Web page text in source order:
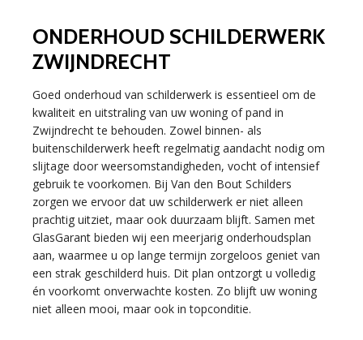
ONDERHOUD SCHILDERWERK
ZWIJNDRECHT
Goed onderhoud van schilderwerk is essentieel om de
kwaliteit en uitstraling van uw woning of pand in
Zwijndrecht te behouden. Zowel binnen- als
buitenschilderwerk heeft regelmatig aandacht nodig om
slijtage door weersomstandigheden, vocht of intensief
gebruik te voorkomen. Bij Van den Bout Schilders
zorgen we ervoor dat uw schilderwerk er niet alleen
prachtig uitziet, maar ook duurzaam blijft. Samen met
GlasGarant bieden wij een meerjarig onderhoudsplan
aan, waarmee u op lange termijn zorgeloos geniet van
een strak geschilderd huis. Dit plan ontzorgt u volledig
én voorkomt onverwachte kosten. Zo blijft uw woning
niet alleen mooi, maar ook in topconditie.